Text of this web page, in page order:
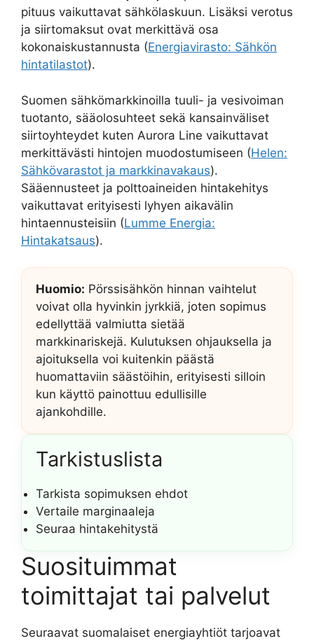
pituus vaikuttavat sähkölaskuun. Lisäksi verotus
ja siirtomaksut ovat merkittävä osa
kokonaiskustannusta (Energiavirasto: Sähkön
hintatilastot).
Suomen sähkömarkkinoilla tuuli- ja vesivoiman
tuotanto, sääolosuhteet sekä kansainväliset
siirtoyhteydet kuten Aurora Line vaikuttavat
merkittävästi hintojen muodostumiseen (Helen:
Sähkövarastot ja markkinavakaus).
Sääennusteet ja polttoaineiden hintakehitys
vaikuttavat erityisesti lyhyen aikavälin
hintaennusteisiin (Lumme Energia:
Hintakatsaus).
Huomio: Pörssisähkön hinnan vaihtelut
voivat olla hyvinkin jyrkkiä, joten sopimus
edellyttää valmiutta sietää
markkinariskejä. Kulutuksen ohjauksella ja
ajoituksella voi kuitenkin päästä
huomattaviin säästöihin, erityisesti silloin
kun käyttö painottuu edullisille
ajankohdille.
Tarkistuslista
Tarkista sopimuksen ehdot
Vertaile marginaaleja
Seuraa hintakehitystä
Suosituimmat
toimittajat tai palvelut
Seuraavat suomalaiset energiayhtiöt tarjoavat